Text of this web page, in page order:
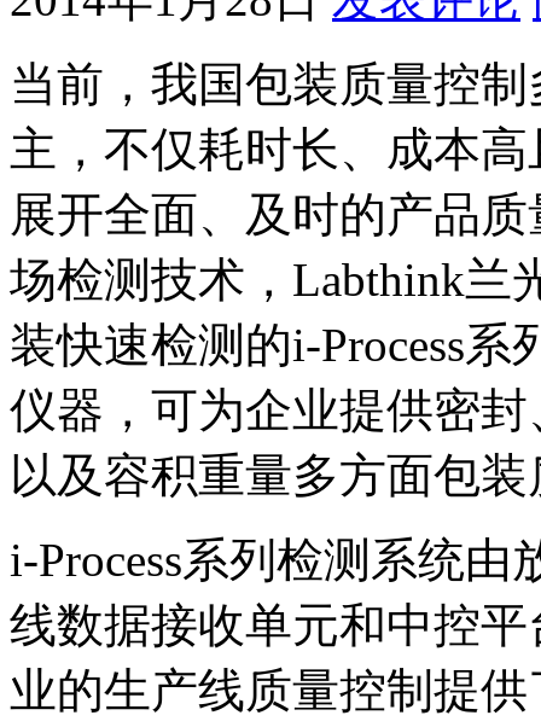
当前，我国包装质量控
主，不仅耗时长、成本
展开全面、及时的产品
场检测技术，Labthink兰
装快速检测的i-Process
仪器，可为企业提供密
以及容积重量多方面包
i-Process系列检测系统
线数据接收单元和中控
业的生产线质量控制提